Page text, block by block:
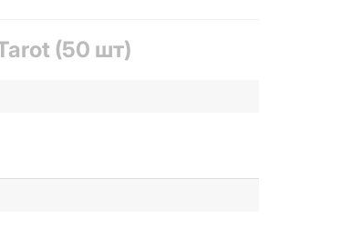
залишаться такими ж соковитими
легким, швидким і безпечним для
(50 шт)